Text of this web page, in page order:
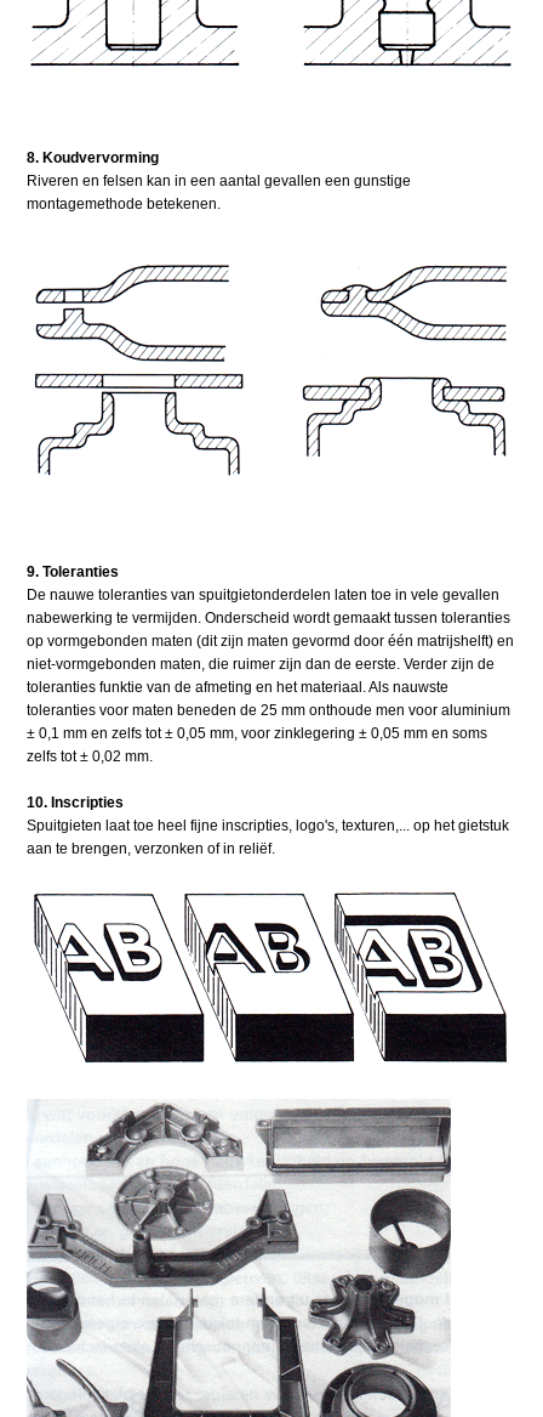
8. Koudvervorming
Riveren en felsen kan in een aantal gevallen een gunstige
montagemethode betekenen.
9. Toleranties
De nauwe toleranties van spuitgietonderdelen laten toe in vele gevallen
nabewerking te vermijden. Onderscheid wordt gemaakt tussen toleranties
op vormgebonden maten (dit zijn maten gevormd door één matrijshelft) en
niet-vormgebonden maten, die ruimer zijn dan de eerste. Verder zijn de
toleranties funktie van de afmeting en het materiaal. Als nauwste
toleranties voor maten beneden de 25 mm onthoude men voor aluminium
± 0,1 mm en zelfs tot ± 0,05 mm, voor zinklegering ± 0,05 mm en soms
zelfs tot ± 0,02 mm.
10. Inscripties
Spuitgieten laat toe heel fijne inscripties, logo's, texturen,... op het gietstuk
aan te brengen, verzonken of in reliëf.